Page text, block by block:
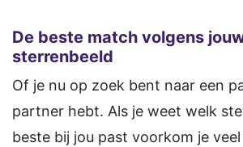
De beste match volgens
sterrenbeeld
Of je nu op zoek bent naar een
partner hebt. Als je weet welk
beste bij jou past voorkom je